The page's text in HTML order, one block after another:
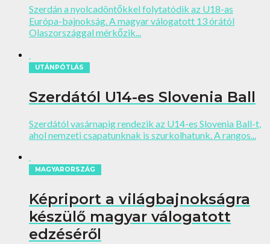
Szerdán a nyolcadöntőkkel folytatódik az U18-as
Európa-bajnokság. A magyar válogatott 13 órától
Olaszországgal mérkőzik...
UTÁNPÓTLÁS
Szerdától U14-es Slovenia Ball
Szerdától vasárnapig rendezik az U14-es Slovenia Ball-t,
ahol nemzeti csapatunknak is szurkolhatunk. A rangos...
MAGYARORSZÁG
Képriport a világbajnokságra
készülő magyar válogatott
edzéséről